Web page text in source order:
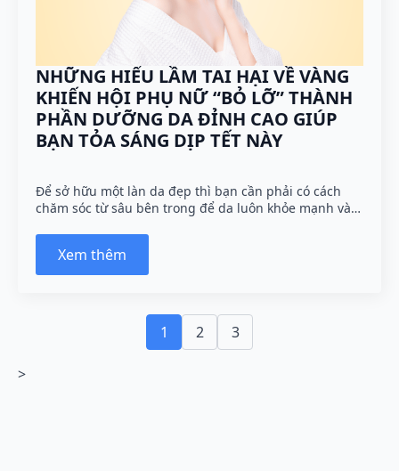
NHỮNG HIỂU LẦM TAI HẠI VỀ VÀNG
KHIẾN HỘI PHỤ NỮ “BỎ LỠ” THÀNH
PHẦN DƯỠNG DA ĐỈNH CAO GIÚP
BẠN TỎA SÁNG DỊP TẾT NÀY
Để sở hữu một làn da đẹp thì bạn cần phải có cách
chăm sóc từ sâu bên trong để da luôn khỏe mạnh và…
Xem thêm
1 2 3
>